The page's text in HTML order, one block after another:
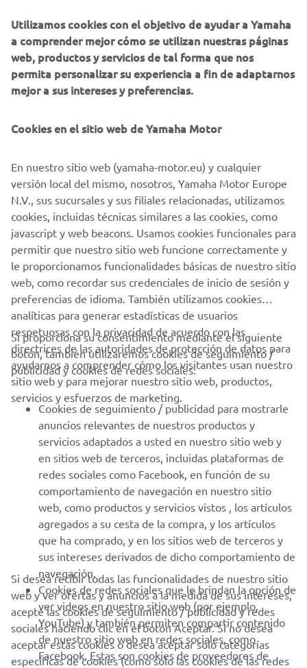
the bLU cRU experience!
competición. Al final de esta Masterclass, escogeremos un
equipo soportado por Yamaha, y un piloto de YZ65 y otro
de YZ85 recibirán apoyo para la próxima temporada.
Por favor, sigue las instrucciones de los links
de
YZ125 YZ85 ,
e inscríbete cuanto antes.
Asegúrate que cumples los requisitos y… ¡vive la
experiencia bLU cRU!
CORPORATIVO
PROFESIONALES
MÁS YAMAHA
AYUDA
BOLETÍN DE NOTICIAS
Sé el primero en enterarte de las últimas ofertas, eventos
especiales, novedades
SUSCRÍBETE
Utilizamos cookies con el objetivo de ayudar a Yamaha
a comprender mejor cómo se utilizan nuestras páginas
web, productos y servicios de tal forma que nos
permita personalizar su experiencia a fin de adaptarnos
mejor a sus intereses y preferencias.
Cookies en el sitio web de Yamaha Motor
En nuestro sitio web (yamaha-motor.eu) y cualquier
versión local del mismo, nosotros, Yamaha Motor Europe
N.V., sus sucursales y sus filiales relacionadas, utilizamos
cookies, incluidas técnicas similares a las cookies, como
javascript y web beacons. Usamos cookies funcionales para
permitir que nuestro sitio web funcione correctamente y
le proporcionamos funcionalidades básicas de nuestro sitio
web, como recordar sus credenciales de inicio de sesión y
preferencias de idioma. También utilizamos cookies
analíticas para generar estadísticas de usuarios
respetuosas con la privacidad de acuerdo con las
directrices de las autoridades de protección de datos para
ayudarnos a comprender cómo los visitantes usan nuestro
sitio web y para mejorar nuestro sitio web, productos,
servicios y esfuerzos de marketing.
Si proporciona su consentimiento mediante el siguiente
botón, también utilizaremos cookies de seguimiento /
publicidad y cookies de redes sociales:
Cookies de seguimiento / publicidad para mostrarle
anuncios relevantes de nuestros productos y
servicios adaptados a usted en nuestro sitio web y
en sitios web de terceros, incluidas plataformas de
redes sociales como Facebook, en función de su
comportamiento de navegación en nuestro sitio
web, como productos y servicios vistos , los artículos
agregados a su cesta de la compra, y los artículos
que ha comprado, y en los sitios web de terceros y
sus intereses derivados de dicho comportamiento de
navegación.
Cookies de redes sociales que le brindan la opción de
ver videos en nuestro sitio web (por ejemplo,
YouTube) y también permiten compartir contenido
de nuestro sitio web en redes sociales, como
Facebook. Estas son cookies de proveedores de
Si desea recibir todas las funcionalidades de nuestro sitio
web y ver ofertas y anuncios a la medida de sus intereses,
acepte las cookies de seguimiento / publicidad y redes
sociales haciendo clic en el botón Aceptar. Si no desea
aceptar estas cookies o desea aceptar solo categorías
específicas de cookies (como solo las cookies de las redes